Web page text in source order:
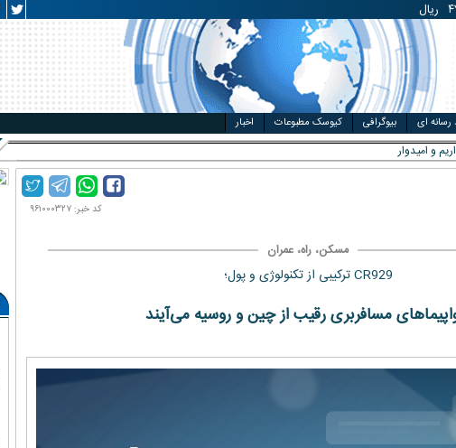
خودرو
ریال
رسانه ای بیوگرافی کیوسک مطبوعات اخبار
و امیدواریم که مجبور
کد خبر: ۹۶۱۰۰۰۳۲۷
مسکن، راه، عمران
CR929 ترکیبی از تکنولوژی و پول؛
مسافربری رقیب از چین و روسیه می‌آیند